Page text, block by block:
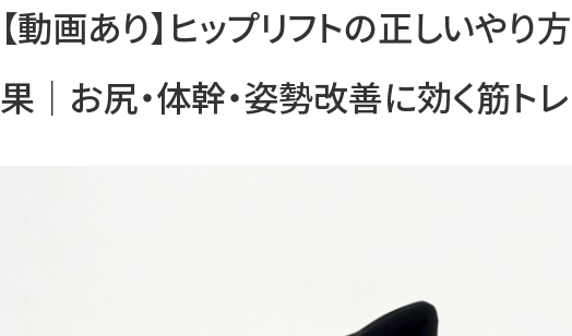
【動画あり】ヒップリフトの正しいやり
果｜お尻・体幹・姿勢改善に効く筋トレ